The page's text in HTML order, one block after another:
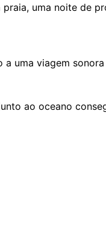
uma noite de
uma viagem
ao oceano